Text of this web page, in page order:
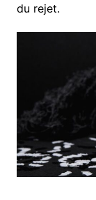
du rejet.